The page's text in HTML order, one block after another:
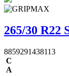
265/30 R22
8859291438113
C
A